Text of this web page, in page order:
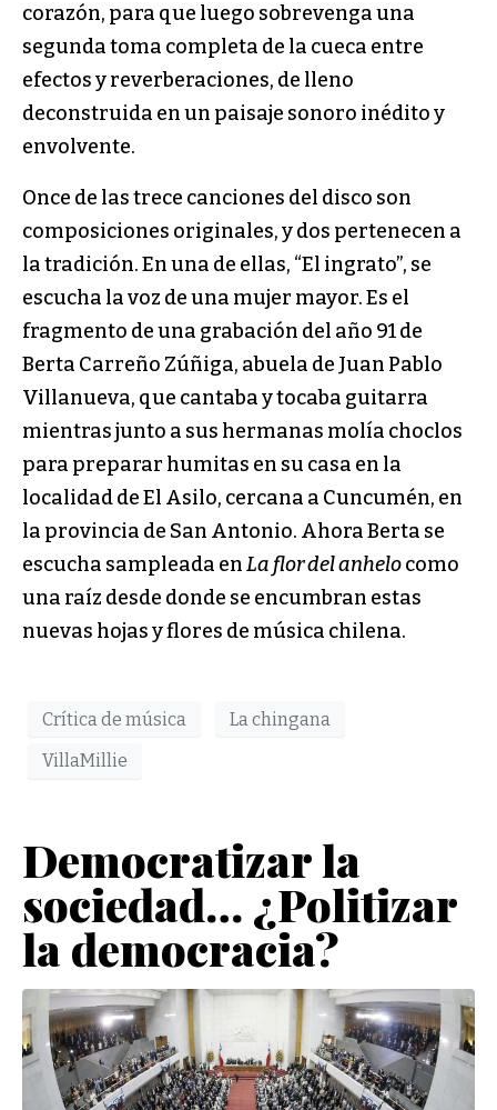
corazón, para que luego sobrevenga una
segunda toma completa de la cueca entre
efectos y reverberaciones, de lleno
deconstruida en un paisaje sonoro inédito y
envolvente.
Once de las trece canciones del disco son
composiciones originales, y dos pertenecen a
la tradición. En una de ellas, “El ingrato”, se
escucha la voz de una mujer mayor. Es el
fragmento de una grabación del año 91 de
Berta Carreño Zúñiga, abuela de Juan Pablo
Villanueva, que cantaba y tocaba guitarra
mientras junto a sus hermanas molía choclos
para preparar humitas en su casa en la
localidad de El Asilo, cercana a Cuncumén, en
la provincia de San Antonio. Ahora Berta se
escucha sampleada enLa flor del anhelocomo
una raíz desde donde se encumbran estas
nuevas hojas y flores de música chilena.
Crítica de música
La chingana
VillaMillie
Democratizar la
sociedad… ¿Politizar
la democracia?